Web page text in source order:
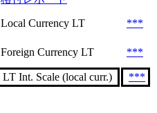
Local Currency LT
***
Foreign Currency LT ***
LT Int. Scale (local curr.) ***